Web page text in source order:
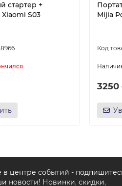
стартер +
S03
Mijia
в центре событий -
новости! Новинки, скидки,